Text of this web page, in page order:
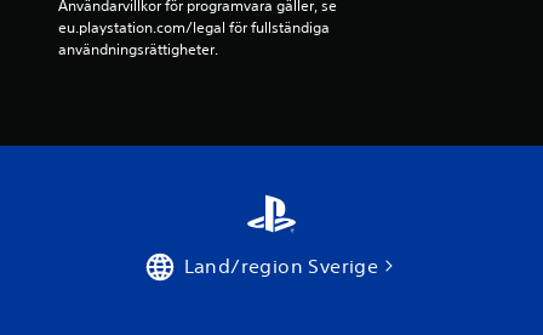
Användarvillkor för programvara gäller, se
eu.playstation.com/legal för fullständiga
användningsrättigheter.
Land/region Sverige